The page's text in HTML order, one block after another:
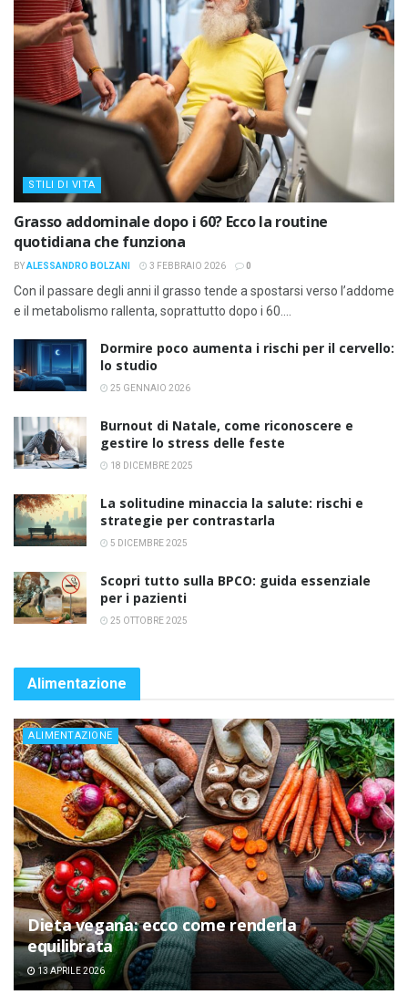
STILI DI VITA
Grasso addominale dopo i 60? Ecco la routine
quotidiana che funziona
BYALESSANDRO BOLZANI 3 FEBBRAIO 2026 0
Con il passare degli anni il grasso tende a spostarsi verso l’addome
e il metabolismo rallenta, soprattutto dopo i 60....
Dormire poco aumenta i rischi per il cervello:
lo studio
25 GENNAIO 2026
Burnout di Natale, come riconoscere e
gestire lo stress delle feste
18 DICEMBRE 2025
La solitudine minaccia la salute: rischi e
strategie per contrastarla
5 DICEMBRE 2025
Scopri tutto sulla BPCO: guida essenziale
per i pazienti
25 OTTOBRE 2025
Alimentazione
ALIMENTAZIONE
Dieta vegana: ecco come renderla
equilibrata
13 APRILE 2026